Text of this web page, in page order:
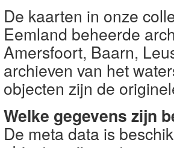
De kaarten in onze
Eemland beheerde
Amersfoort, Baarn,
archieven van het
objecten zijn de
Welke gegevens zijn
De meta data is